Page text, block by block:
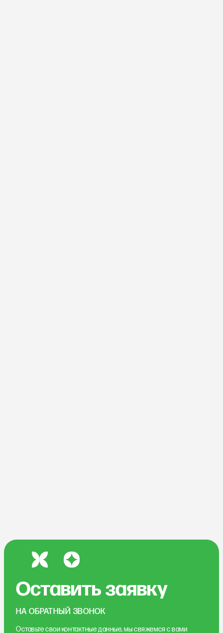
Оставить заявку
НА ОБРАТНЫЙ ЗВОНОК
Оставьте свои контактные данные, мы свяжемсяс вами